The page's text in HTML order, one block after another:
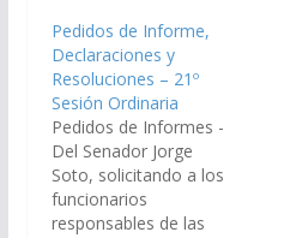
correspondas,
gestionen las medidas
necesarias para
determinar un partida
especial dentro del
presupuesto
destinados a los
municipios en
concepto de…
Pedidos de Informe,
Declaraciones y
Resoluciones – 21º
Sesión Ordinaria
Pedidos de Informes -
Del Senador Jorge
Soto, solicitando a los
funcionarios
responsables de las